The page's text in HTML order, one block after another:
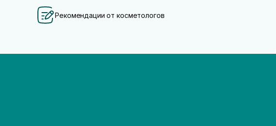
Рекомендации от косметологов